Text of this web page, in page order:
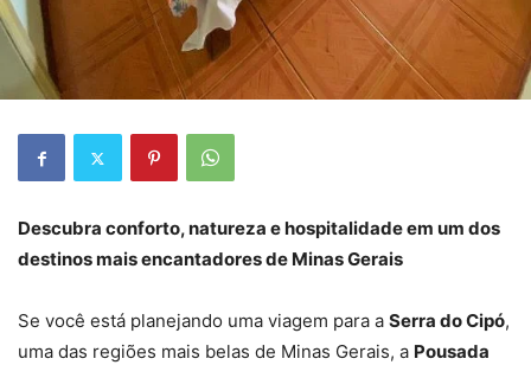
Descubra conforto, natureza e hospitalidade em um dos
destinos mais encantadores de Minas Gerais
Se você está planejando uma viagem para a Serra do Cipó,
uma das regiões mais belas de Minas Gerais, a Pousada